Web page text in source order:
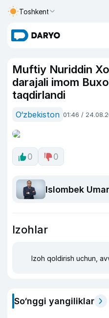
Toshkent
Muftiy Nuriddin
darajali imom
taqdirlandi
O‘zbekiston 01:46 /
0 0
Islombek
Izohlar
Izoh qoldirish uchun,
So‘nggi yangiliklar